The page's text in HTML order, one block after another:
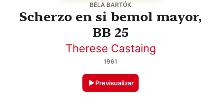
BÉLA BARTÓK
Scherzo en si bemol mayor,
BB 25
Therese Castaing
1961
Previsualizar